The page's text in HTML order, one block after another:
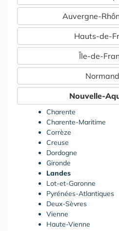
Auvergne-
Hauts-de-
Île-de-
Nouvelle-
Charente
Charente-Maritime
Corrèze
Creuse
Dordogne
Gironde
Landes
Lot-et-Garonne
Pyrénées-Atlantiques
Deux-Sèvres
Vienne
Haute-Vienne